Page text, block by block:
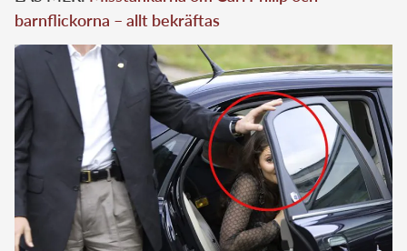
barnflickorna – allt bekräftas